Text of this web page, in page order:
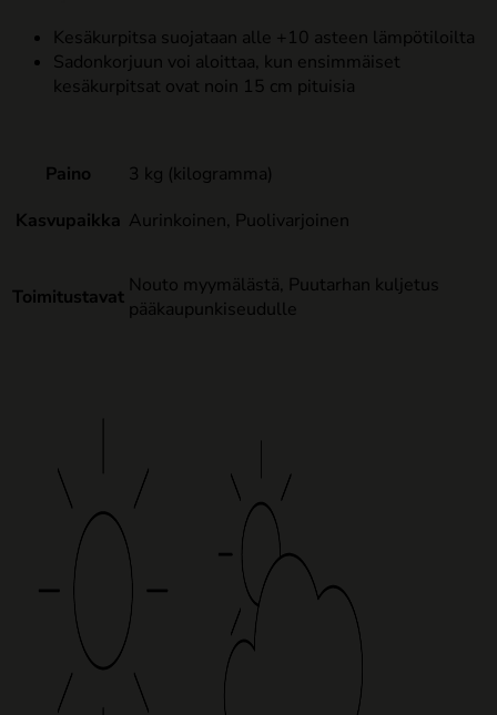
Kesäkurpitsa suojataan alle +10 asteen lämpötiloilta
Sadonkorjuun voi aloittaa, kun ensimmäiset
kesäkurpitsat ovat noin 15 cm pituisia
Paino
3 kg (kilogramma)
Kasvupaikka Aurinkoinen, Puolivarjoinen
Toimitustavat Nouto myymälästä, Puutarhan kuljetus
pääkaupunkiseudulle